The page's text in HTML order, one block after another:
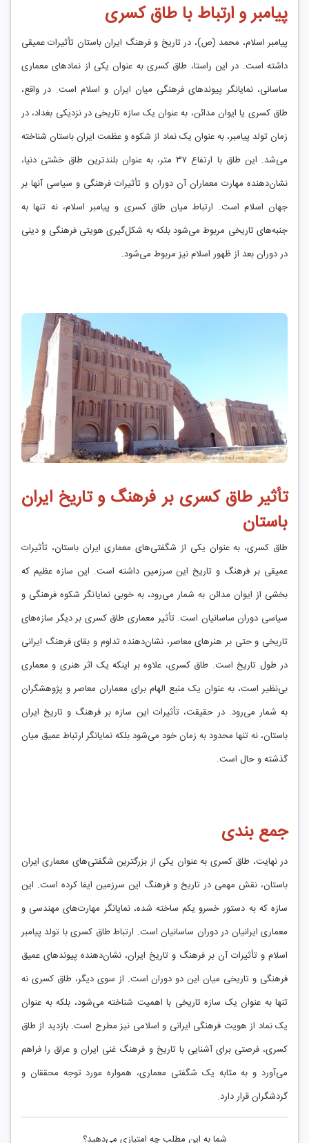
پیامبر و ارتباط با طاق کسری
پیامبر اسلام، محمد (ص)، در تاریخ و فرهنگ ایران باستان تأثیرات عمیقی
داشته است. در این راستا، طاق کسری به عنوان یکی از نمادهای معماری
ساسانی، نمایانگر پیوندهای فرهنگی میان ایران و اسلام است. در واقع،
طاق کسری یا ایوان مدائن، به عنوان یک سازه تاریخی در نزدیکی بغداد، در
زمان تولد پیامبر، به عنوان یک نماد از شکوه و عظمت ایران باستان شناخته
می‌شد. این طاق با ارتفاع ۳۷ متر، به عنوان بلندترین طاق خشتی دنیا،
نشان‌دهنده مهارت معماران آن دوران و تأثیرات فرهنگی و سیاسی آنها بر
جهان اسلام است. ارتباط میان طاق کسری و پیامبر اسلام، نه تنها به
جنبه‌های تاریخی مربوط می‌شود بلکه به شکل‌گیری هویتی فرهنگی و دینی
در دوران بعد از ظهور اسلام نیز مربوط می‌شود.
تأثیر طاق کسری بر فرهنگ و تاریخ ایران
باستان
طاق کسری، به عنوان یکی از شگفتی‌های معماری ایران باستان، تأثیرات
عمیقی بر فرهنگ و تاریخ این سرزمین داشته است. این سازه عظیم که
بخشی از ایوان مدائن به شمار می‌رود، به خوبی نمایانگر شکوه فرهنگی و
سیاسی دوران ساسانیان است. تأثیر معماری طاق کسری بر دیگر سازه‌های
تاریخی و حتی بر هنرهای معاصر، نشان‌دهنده تداوم و بقای فرهنگ ایرانی
در طول تاریخ است. طاق کسری، علاوه بر اینکه یک اثر هنری و معماری
بی‌نظیر است، به عنوان یک منبع الهام برای معماران معاصر و پژوهشگران
به شمار می‌رود. در حقیقت، تأثیرات این سازه بر فرهنگ و تاریخ ایران
باستان، نه تنها محدود به زمان خود می‌شود بلکه نمایانگر ارتباط عمیق میان
گذشته و حال است.
جمع بندی
در نهایت، طاق کسری به عنوان یکی از بزرگترین شگفتی‌های معماری ایران
باستان، نقش مهمی در تاریخ و فرهنگ این سرزمین ایفا کرده است. این
سازه که به دستور خسرو یکم ساخته شده، نمایانگر مهارت‌های مهندسی و
معماری ایرانیان در دوران ساسانیان است. ارتباط طاق کسری با تولد پیامبر
اسلام و تأثیرات آن بر فرهنگ و تاریخ ایران، نشان‌دهنده پیوندهای عمیق
فرهنگی و تاریخی میان این دو دوران است. از سوی دیگر، طاق کسری نه
تنها به عنوان یک سازه تاریخی با اهمیت شناخته می‌شود، بلکه به عنوان
یک نماد از هویت فرهنگی ایرانی و اسلامی نیز مطرح است. بازدید از طاق
کسری، فرصتی برای آشنایی با تاریخ و فرهنگ غنی ایران و عراق را فراهم
می‌آورد و به مثابه یک شگفتی معماری، همواره مورد توجه محققان و
گردشگران قرار دارد.
شما به این مطلب چه امتیازی می‌دهید؟